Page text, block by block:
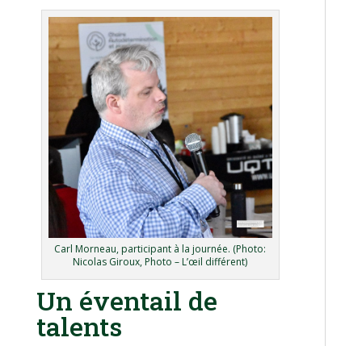
Carl Morneau, participant à la journée. (Photo:
Nicolas Giroux, Photo – L’œil différent)
Un éventail de
talents